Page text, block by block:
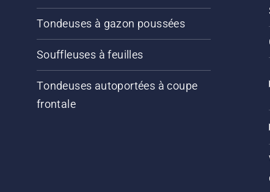
Tondeuses à gazon poussées
Souffleuses à feuilles
Tondeuses autoportées à coupe
frontale